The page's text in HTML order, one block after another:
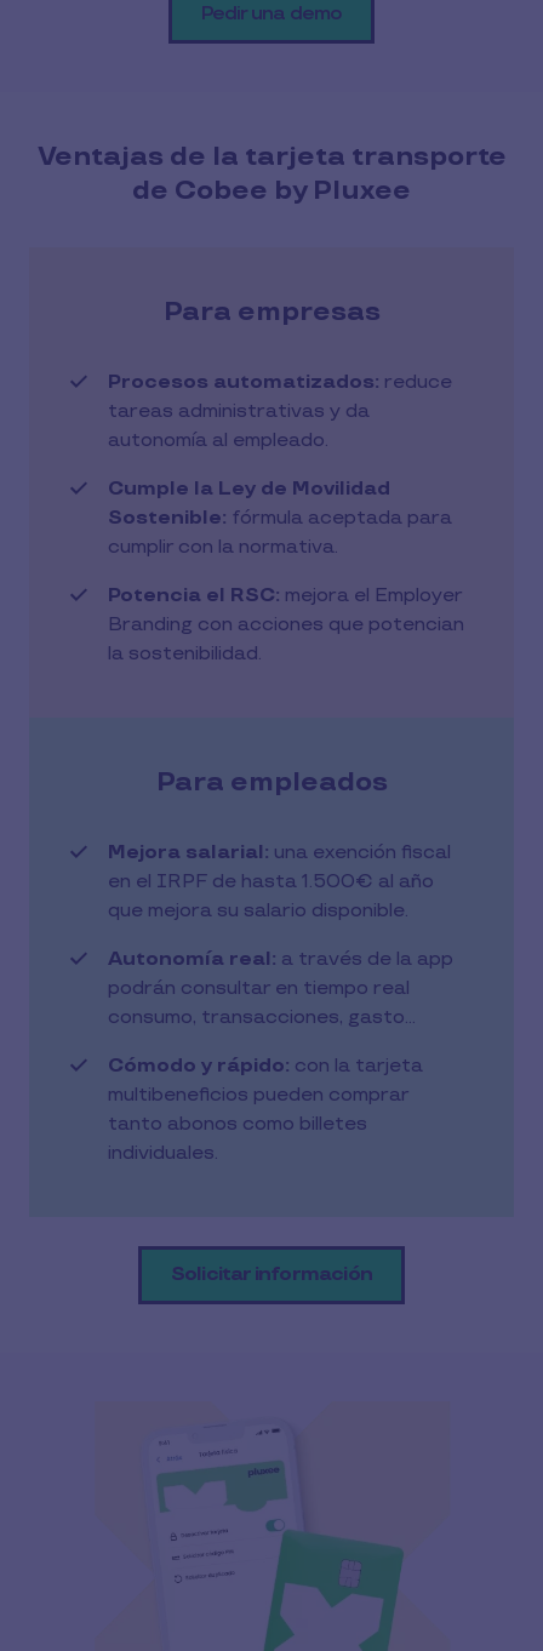
Pedir una demo
Ventajas de la tarjeta transporte
de Cobee by Pluxee
Para empresas
Procesos automatizados: reduce
tareas administrativas y da
autonomía al empleado.
Cumple la Ley de Movilidad
Sostenible: fórmula aceptada para
cumplir con la normativa.​
Potencia el RSC: mejora el Employer
Branding con acciones que potencian
la sostenibilidad.
Para empleados
Mejora salarial: una exención fiscal
en el IRPF de hasta 1.500€ al año
que mejora su salario disponible.​
Autonomía real: a través de la app
podrán consultar en tiempo real
consumo, transacciones, gasto...
Cómodo y rápido: con la tarjeta
multibeneficios pueden comprar
tanto abonos como billetes
individuales.
Solicitar información